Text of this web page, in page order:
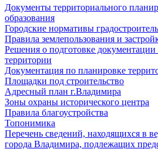
Документы территориального
образования
Городские нормативы
Правила землепользования и
Решения о подготовке
территории
Документация по планировке
Площадки под строительство
Адресный план г.Владимира
Зоны охраны исторического центра
Правила благоустройства
Топонимика
Перечень сведений, находящихся в
города Владимира, подлежащих